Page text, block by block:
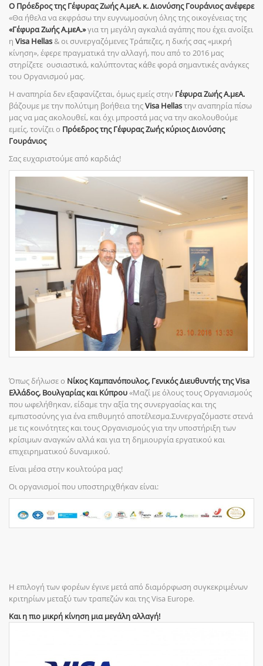
Ο Πρόεδρος της Γέφυρας ΖωήςΑ.μεΑ. κ. Διονύσης Γουράνιοςανέφερε
«Θα ήθελα να εκφράσω την ευγνωμοσύνη όλης της οικογένειας της
«Γέφυρα Ζωής Α.μεΑ.»για τη μεγάλη αγκαλιά αγάπης που έχει ανοίξει
η Visa Hellas& οι συνεργαζόμενες Τράπεζες, η δικής σας «μικρή
κίνηση», έφερε πραγματικά την αλλαγή, που από το 2016 μας
στηρίζετε ουσιαστικά, καλύπτοντας κάθε φορά σημαντικές ανάγκες
του Οργανισμού μας.
Η αναπηρία δεν εξαφανίζεται, όμως εμείς στην Γέφυρα ΖωήςΑ.μεΑ.
βάζουμε με την πολύτιμη βοήθεια τηςVisa Hellasτην αναπηρία πίσω
μας να μας ακολουθεί, και όχι μπροστά μας να την ακολουθούμε
εμείς, τονίζει ο Πρόεδρος της Γέφυρας Ζωής κύριος Διονύσης
Γουράνιος
Σας ευχαριστούμε από καρδιάς!
Όπως δήλωσε ο Νίκος Καμπανόπουλος, Γενικός Διευθυντής της Visa
Ελλάδος, Βουλγαρίας και Κύπρου«Μαζί με όλους τους Οργανισμούς
που ωφελήθηκαν, είδαμε την αξία της συνεργασίας και της
εμπιστοσύνης για ένα επιθυμητό αποτέλεσμα.Συνεργαζόμαστε στενά
με τις κοινότητες και τους Οργανισμούς για την υποστήριξη των
κρίσιμων αναγκών αλλά και για τη δημιουργία εργατικού και
επιχειρηματικού δυναμικού.
Είναι μέσα στην κουλτούρα μας!
Οι οργανισμοί που υποστηριχθήκαν είναι:
H επιλογή των φορέων έγινε μετά από διαμόρφωση συγκεκριμένων
κριτηρίων μεταξύ των τραπεζών και της Visa Europe.
Και η πιο μικρή κίνηση μια μεγάλη αλλαγή!